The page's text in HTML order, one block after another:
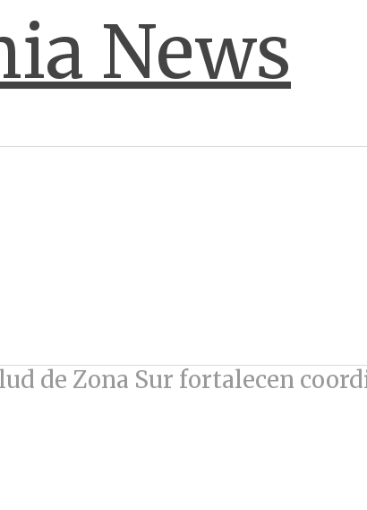
de Zona Sur fortalecen